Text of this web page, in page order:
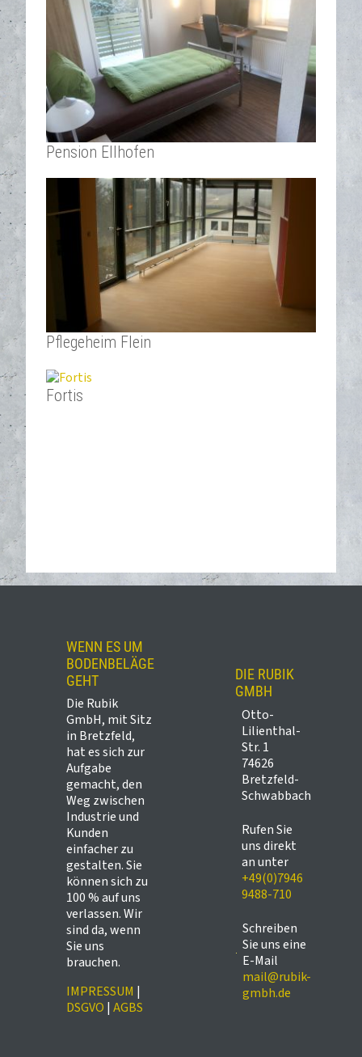
Pension Ellhofen
Pflegeheim Flein
Fortis
WENN ES UM
BODENBELÄGE
GEHT
Die Rubik
GmbH, mit Sitz
in Bretzfeld,
hat es sich zur
Aufgabe
gemacht, den
Weg zwischen
Industrie und
Kunden
einfacher zu
gestalten. Sie
können sich zu
100 % auf uns
verlassen. Wir
sind da, wenn
Sie uns
brauchen.
IMPRESSUM |
DSGVO | AGBS
DIE RUBIK
GMBH
Otto-
Lilienthal-
Str. 1
74626
Bretzfeld-
Schwabbach
Rufen Sie
uns direkt
an unter
+49(0)7946
9488-710
Schreiben
Sie uns eine
E-Mail
mail@rubik-
gmbh.de